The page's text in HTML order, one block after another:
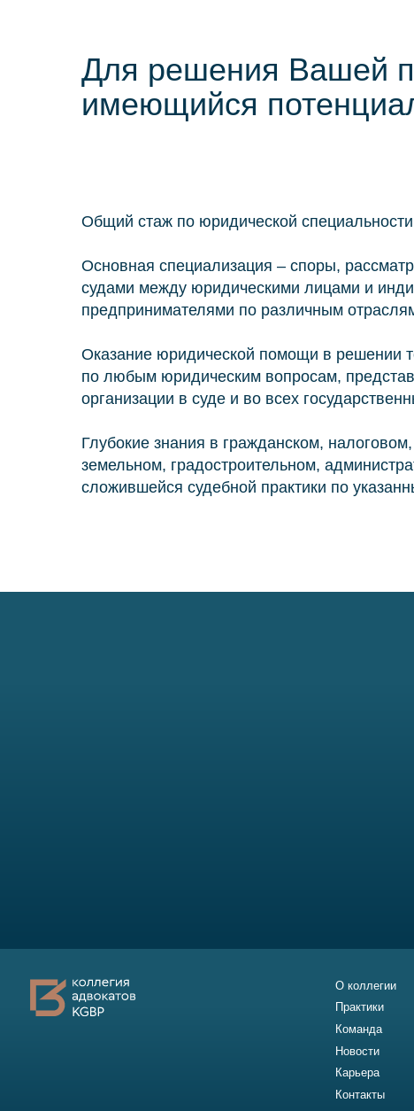
Для решения Вашей
имеющийся
Общий стаж по юридической специальности
Основная специализация – споры,
судами между юридическими лицами и
предпринимателями по различным
Оказание юридической помощи в решении
по любым юридическим вопросам,
организации в суде и во всех
Глубокие знания в гражданском,
земельном, градостроительном,
сложившейся судебной практики по